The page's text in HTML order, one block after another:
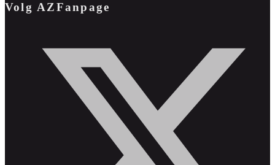
Volg AZFanpage